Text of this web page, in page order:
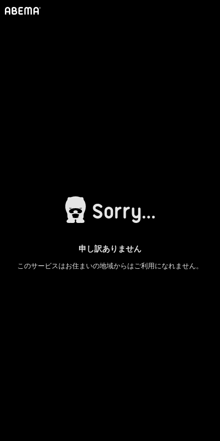
申し訳ありません
このサービスはお住まいの地域からはご利用になれません。